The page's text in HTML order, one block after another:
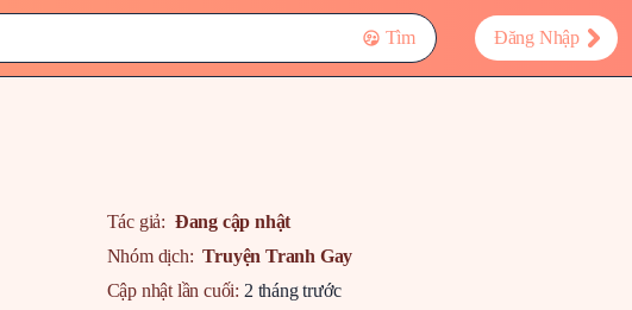
Tìm Đăng Nhập
Tác giả: Đang cập nhật
Nhóm dịch: Truyện Tranh Gay
Cập nhật lần cuối: 2 tháng trước